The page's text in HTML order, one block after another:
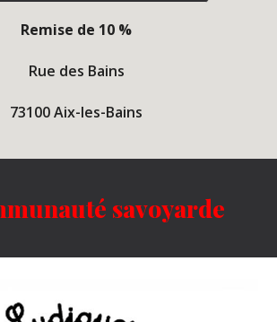
Remise de 10 %
Rue des Bains
73100 Aix-les-Bains
savoyarde